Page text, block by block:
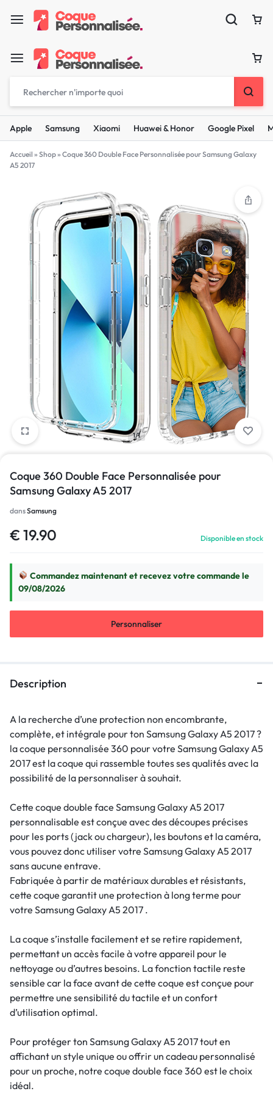
Apple Samsung Xiaomi Huawei & Honor Google Pixel
Accueil » Shop» Coque 360 Double Face Personnalisée pour Samsung Galaxy
A5 2017
1/1
Coque 360 Double Face Personnalisée pour
Samsung Galaxy A5 2017
dansSamsung
€ 19.90 Disponible en stock
Commandez maintenant et recevez votre commande le
09/08/2026
Personnaliser
Description
A la recherche d’une protection non encombrante,
complète, et intégrale pour ton Samsung Galaxy A5 2017 ?
la coque personnalisée 360 pour votre Samsung Galaxy A5
2017 est la coque qui rassemble toutes ses qualités avec la
possibilité de la personnaliser à souhait.
Cette coque double face Samsung Galaxy A5 2017
personnalisable est conçue avec des découpes précises
pour les ports (jack ou chargeur), les boutons et la caméra,
vous pouvez donc utiliser votre Samsung Galaxy A5 2017
sans aucune entrave.
Fabriquée à partir de matériaux durables et résistants,
cette coque garantit une protection à long terme pour
votre Samsung Galaxy A5 2017 .
La coque s’installe facilement et se retire rapidement,
permettant un accès facile à votre appareil pour le
nettoyage ou d’autres besoins. La fonction tactile reste
sensible car la face avant de cette coque est conçue pour
permettre une sensibilité du tactile et un confort
d’utilisation optimal.
Pour protéger ton Samsung Galaxy A5 2017 tout en
affichant un style unique ou offrir un cadeau personnalisé
pour un proche, notre coque double face 360 est le choix
idéal.